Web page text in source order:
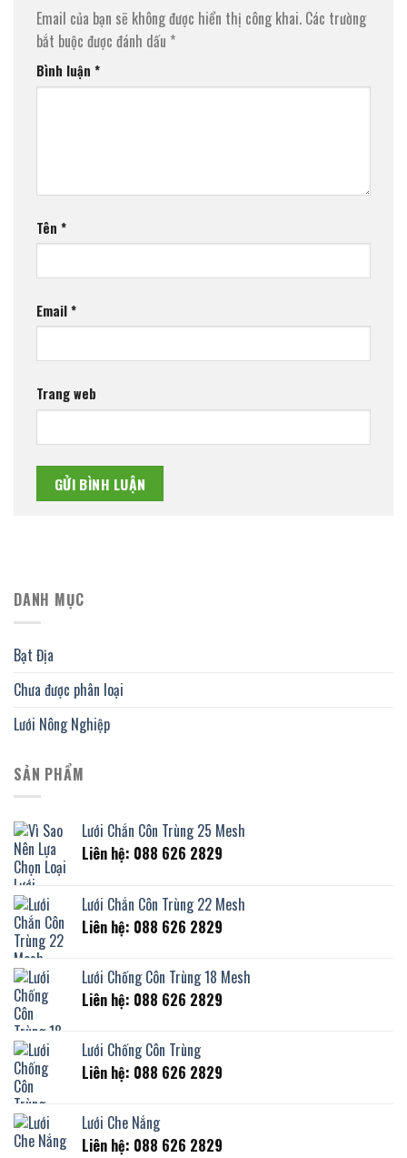
DANH MỤC
Bạt Địa
Chưa được phân loại
Lưới Nông Nghiệp
SẢN PHẨM
Lưới Chắn Côn Trùng 25 Mesh
Liên hệ: 088 626 2829
Lưới Chắn Côn Trùng 22 Mesh
Liên hệ: 088 626 2829
Lưới Chống Côn Trùng 18 Mesh
Liên hệ: 088 626 2829
Lưới Chống Côn Trùng
Liên hệ: 088 626 2829
Lưới Che Nắng
Liên hệ: 088 626 2829
Email của bạn sẽ không được hiển thị công khai. Các trường
bắt buộc được đánh dấu *
Bình luận *
Tên *
Email*
Trang web